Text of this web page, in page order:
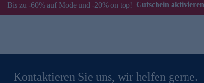
Bis zu -60% auf Mode und -20% on top! Gutschein aktivieren
Kontaktieren Sie uns, wir helfen gerne.